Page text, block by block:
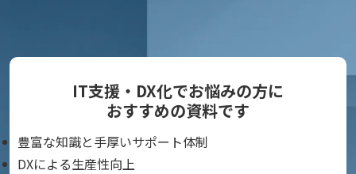
IT支援・DX化でお悩みの方に
おすすめの資料です
豊富な知識と手厚いサポート体制
DXによる生産性向上